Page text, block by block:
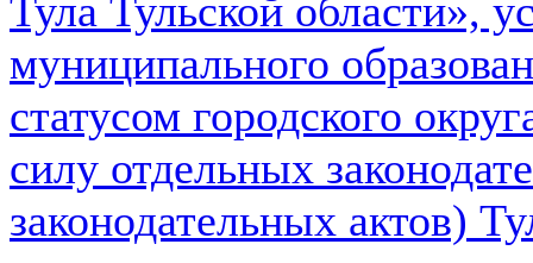
Тула Тульской области»,
муниципального
статусом городского
силу отдельных
законодательных актов)